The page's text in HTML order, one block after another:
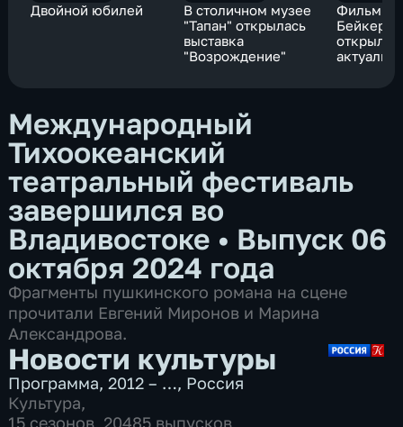
Двойной юбилей
В столичном музее
"Тапан" открылась
выставка
"Возрождение"
Фильм
Бейкера
открыл
Международный
Тихоокеанский
театральный фестиваль
завершился во
Владивостоке • Выпуск 06
октября 2024 года
Фрагменты пушкинского романа на сцене
прочитали Евгений Миронов и Марина
Александрова.
Новости культуры
Программа,2012 – …, Россия
Культура,
15 сезонов, 20485 выпусков